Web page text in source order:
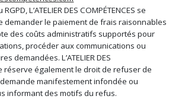
L’ATELIER DES COMPÉTENCES se
demander le paiement de frais raisonnables
des coûts administratifs supportés pour
procéder aux communications ou
demandées. L’ATELIER DES
réserve également le droit de refuser de
manifestement infondée ou
informant des motifs du refus.